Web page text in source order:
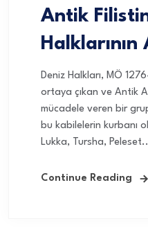
Antik
Deniz Halkları, MÖ
ortaya çıkan ve Antik
mücadele veren bir
bu kabilelerin kurbanı
Lukka, Tursha,
Continue Reading